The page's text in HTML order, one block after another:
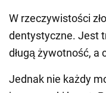
W rzeczywistości
dentystyczne. Jest
długą żywotność, a
Jednak nie każdy